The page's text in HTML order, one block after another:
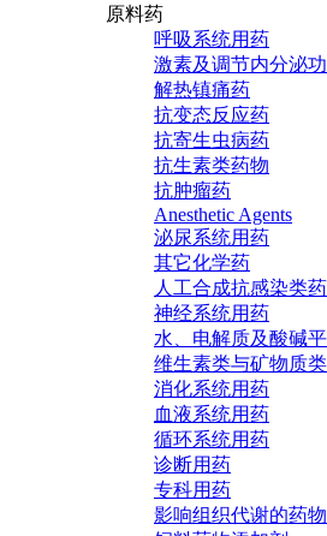
原料药
呼吸系统用药
激素及调节内分泌
解热镇痛药
抗变态反应药
抗寄生虫病药
抗生素类药物
抗肿瘤药
Anesthetic Agents
泌尿系统用药
其它化学药
人工合成抗感染类药
神经系统用药
水、电解质及酸碱
维生素类与矿物质
消化系统用药
血液系统用药
循环系统用药
诊断用药
专科用药
影响组织代谢的药物